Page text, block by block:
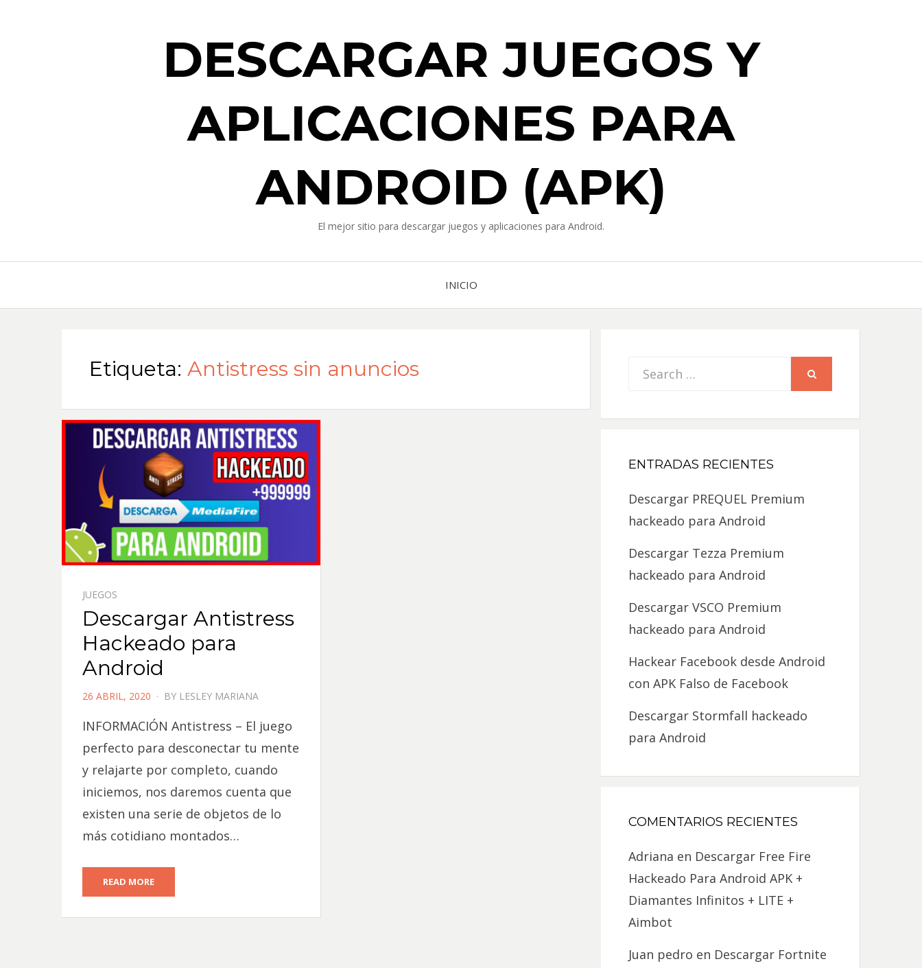
DESCARGAR JUEGOS Y
APLICACIONES PARA
ANDROID (APK)
El mejor sitio para descargar juegos y aplicaciones para Android.
INICIO
Etiqueta: Antistress sin anuncios
JUEGOS
Descargar Antistress
Hackeado para
Android
POSTED
26 ABRIL, 2020 BY LESLEY MARIANA
INFORMACIÓN Antistress – El juego
perfecto para desconectar tu mente
y relajarte por completo, cuando
iniciemos, nos daremos cuenta que
existen una serie de objetos de lo
más cotidiano montados…
READ MORE
Search
ENTRADAS RECIENTES
Descargar PREQUEL Premium
hackeado para Android
Descargar Tezza Premium
hackeado para Android
Descargar VSCO Premium
hackeado para Android
Hackear Facebook desde Android
con APK Falso de Facebook
Descargar Stormfall hackeado
para Android
COMENTARIOS RECIENTES
Adriana en Descargar Free Fire
Hackeado Para Android APK +
Diamantes Infinitos + LITE +
Aimbot
Juan pedro en Descargar Fortnite